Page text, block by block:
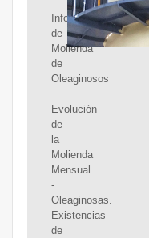
Informes
de
Molienda
de
Oleaginosos
.
Evolución
de
la
Molienda
Mensual
-
Oleaginosas.
Existencias
de